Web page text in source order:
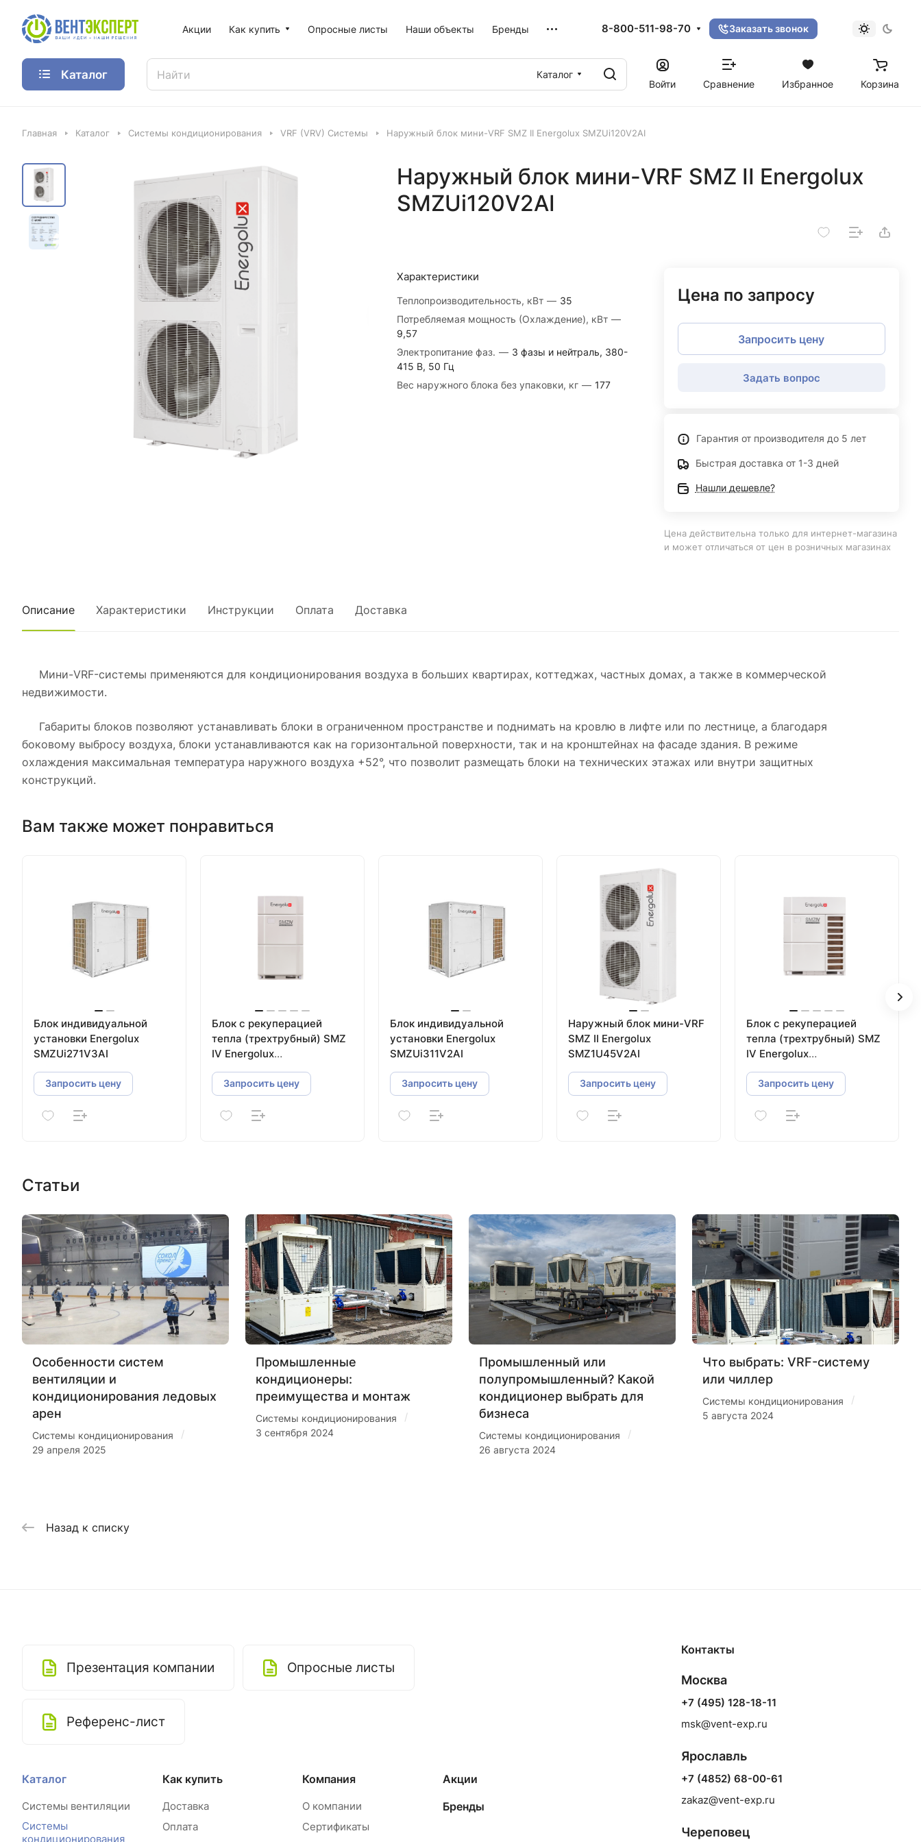
Акции Как купить Опросные листы Наши объекты Бренды 8-800-511-98-70 Заказать звонок
Каталог
Каталог
Войти
Сравнение Избранное Корзина
Главная Каталог Системы кондиционирования VRF (VRV) Системы Наружный блок мини-VRF SMZ II Energolux SMZUi120V2AI
Наружный блок мини-VRF SMZ II Energolux
SMZUi120V2AI
Характеристики
Теплопроизводительность, кВт — 35
Потребляемая мощность (Охлаждение), кВт —
9,57
Электропитание фаз. — 3 фазы и нейтраль, 380-
415 В, 50 Гц
Вес наружного блока без упаковки, кг — 177
Цена по запросу
Запросить цену
Задать вопрос
Гарантия от производителя до 5 лет
Быстрая доставка от 1-3 дней
Нашли дешевле?
Цена действительна только для интернет-магазина
и может отличаться от цен в розничных магазинах
Описание Характеристики Инструкции Оплата Доставка
Мини-VRF-системы применяются для кондиционирования воздуха в больших квартирах, коттеджах, частных домах, а также в коммерческой
недвижимости.
Габариты блоков позволяют устанавливать блоки в ограниченном пространстве и поднимать на кровлю в лифте или по лестнице, а благодаря
боковому выбросу воздуха, блоки устанавливаются как на горизонтальной поверхности, так и на кронштейнах на фасаде здания. В режиме
охлаждения максимальная температура наружного воздуха +52°, что позволит размещать блоки на технических этажах или внутри защитных
конструкций.
Вам также может понравиться
Блок индивидуальной
установки Energolux
SMZUi271V3AI
Запросить цену
Блок с рекуперацией
тепла (трехтрубный) SMZ
IV Energolux
SMZUR120V4AI
Запросить цену
Блок индивидуальной
установки Energolux
SMZUi311V2AI
Запросить цену
Наружный блок мини-VRF
SMZ II Energolux
SMZ1U45V2AI
Запросить цену
Блок с рекуперацией
тепла (трехтрубный) SMZ
IV Energolux
SMZUR190V4AI
Запросить цену
Статьи
Особенности систем
вентиляции и
кондиционирования ледовых
арен
Системы кондиционирования /
29 апреля 2025
Промышленные
кондиционеры:
преимущества и монтаж
Системы кондиционирования /
3 сентября 2024
Промышленный или
полупромышленный? Какой
кондиционер выбрать для
бизнеса
Системы кондиционирования /
26 августа 2024
Что выбрать: VRF-систему
или чиллер
Системы кондиционирования /
5 августа 2024
Назад к списку
Презентация компании Опросные листы
Референс-лист
Каталог
Системы вентиляции
Системы
кондиционирования
Как купить
Доставка
Оплата
Компания
О компании
Сертификаты
Акции
Бренды
Контакты
Москва
+7 (495) 128-18-11
msk@vent-exp.ru
Ярославль
+7 (4852) 68-00-61
zakaz@vent-exp.ru
Череповец